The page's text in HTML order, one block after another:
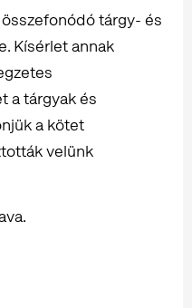
tárgy- és
Kísérlet annak
a tárgyak és
a kötet
velünk